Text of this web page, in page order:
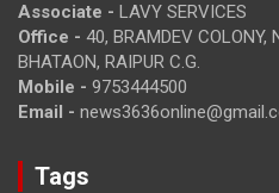
Associate - LAVY SERVICES
Office - 40, BRAMDEV COLONY,
BHATAON, RAIPUR C.G.
Mobile - 9753444500
Email -
Tags